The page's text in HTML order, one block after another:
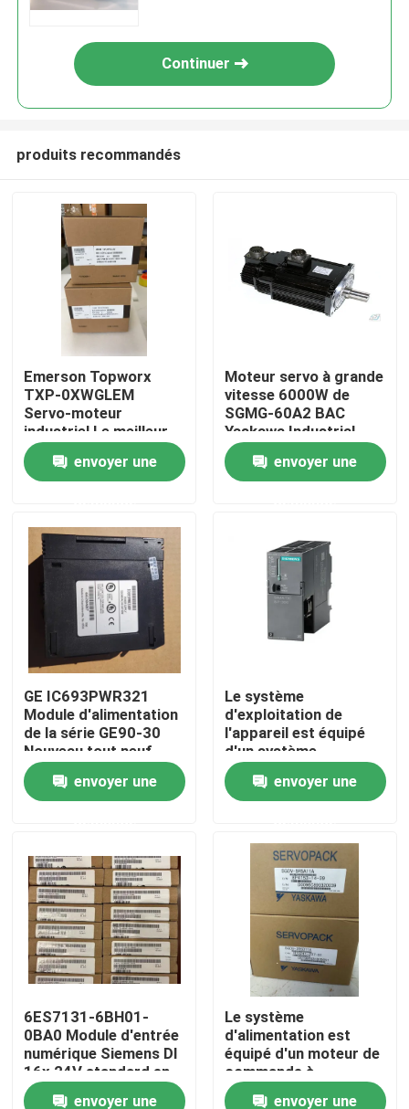
Maison
Produits
Au sujet de nous
Visite d'usine
Contactez-nous
Demandez une citation
Servomoteur industriel
Commandes servo industrielles
Amplificateur servo à C.A.
Continuer
produits recommandés
Emerson Topworx
TXP-0XWGLEM
Servo-moteur
industriel Le meilleur
prix
envoyer une
Moteur servo à grande
vitesse 6000W de
SGMG-60A2 BAC
Yaskawa Industrial
Servo Motor
envoyer une
GE IC693PWR321
Module d'alimentation
de la série GE90-30
Nouveau tout neuf
envoyer une
Le système
d'exploitation de
l'appareil est équipé
d'un système
d'exploitation de
l'appareil, qui est
équipé d'un système
l'appareil.
envoyer une
6ES7131-6BH01-
0BA0 Module d'entrée
numérique Siemens DI
16x 24V standard en
courant continu
envoyer une
Le système
d'alimentation est
équipé d'un moteur de
commande à
commande
envoyer une